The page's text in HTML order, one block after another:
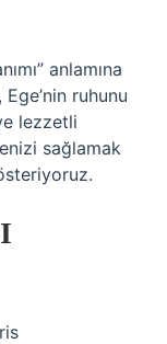
anlamına
ruhunu
lezzetli
sağlamak